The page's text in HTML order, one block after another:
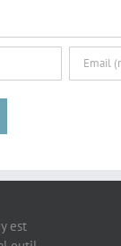
est